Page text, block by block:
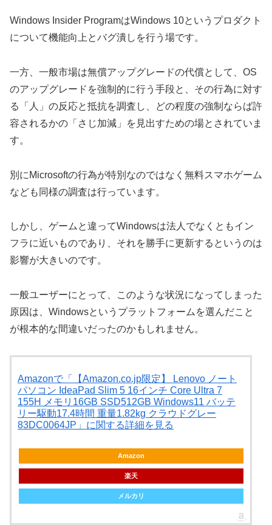
Windows Insider ProgramはWindows 10というプロダクト
について機能向上とバグ潰しを行う場です。
一方、一般市場は無償アップグレードの代償として、OS
のアップグレードを強制的に行う手段と、その行為に対す
る「人」の反応と抵抗を調査し、どの程度の強制ならば許
容されるかの「さじ加減」を見出すための場とされていま
す。
別にMicrosoftの行為が特別なのではなく無料スマホゲーム
なども同様の調査は行っています。
しかし、ゲームと違ってWindowsは法人でなくともイン
フラに近いものであり、それを勝手に更新するというのは
影響が大きいのです。
一般ユーザーにとって、このような状況になってしまった
原因は、Windowsというプラットフォームを選んだこと
が根本的な間違いだったのかもしれません。
Amazonで「【Amazon.co.jp限定】 Lenovo ノート
パソコン IdeaPad Slim 5 16インチ Core Ultra 7
155H メモリ16GB SSD512GB Windows11 バッテ
リー駆動17.4時間 重量1.82kg クラウドグレー
83DC0064JP」に関する詳細を見る
Amazon
楽天
メルカリ